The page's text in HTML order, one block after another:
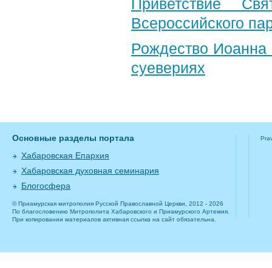
Приветствие
Всероссийского
Рождество Иоанна
суевериях
Основные разделы портала
Хабаровская Епархия
Хабаровская духовная семинария
Блогосфера
© Приамурская митрополия Русской Православной Церкви, 2012 - 2026
По благословению Митрополита Хабаровского и Приамурского Артемия.
При копировании материалов активная ссылка на сайт обязательна.